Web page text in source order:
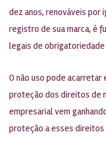
dez anos, renováveis por
registro de sua marca, é
legais de obrigatoriedade
O não uso pode
proteção dos direitos de
empresarial vem
proteção a esses direitos